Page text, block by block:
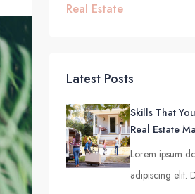
Real Estate
Latest Posts
Skills That
Real Estate
Lorem ipsum
adipiscing elit.